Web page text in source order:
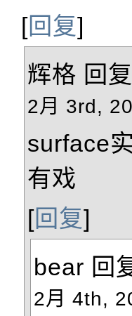
[回复]
辉格 回
2月 3rd,
surface
有戏
[回复]
bear 回
2月 4th,